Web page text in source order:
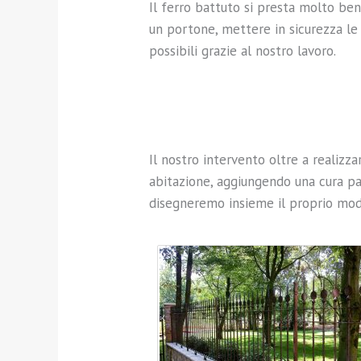
Il ferro battuto si presta molto
un portone, mettere in sicurezza
possibili grazie al nostro lavoro.
Il nostro intervento oltre a
abitazione, aggiungendo una cura
disegneremo insieme il proprio